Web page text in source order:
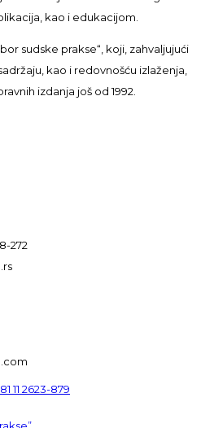
kao i edukacijom.
sudske prakse“, koji, zahvaljujući
kao i redovnošću izlaženja,
izdanja još od 1992.
272
11 2623-879